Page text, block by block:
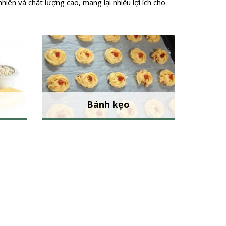
và chất lượng cao, mang lại nhiều lợi ích cho
Bánh kẹo